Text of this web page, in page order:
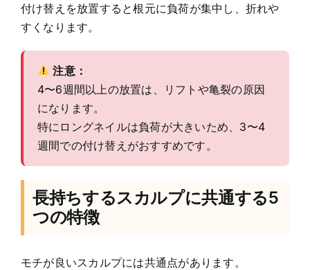
付け替えを放置すると根元に負荷が集中し、折れや
すくなります。
注意：
4〜6週間以上の放置は、リフトや亀裂の原因
になります。
特にロングネイルは負荷が大きいため、3〜4
週間での付け替えがおすすめです。
長持ちするスカルプに共通する5
つの特徴
モチが良いスカルプには共通点があります。